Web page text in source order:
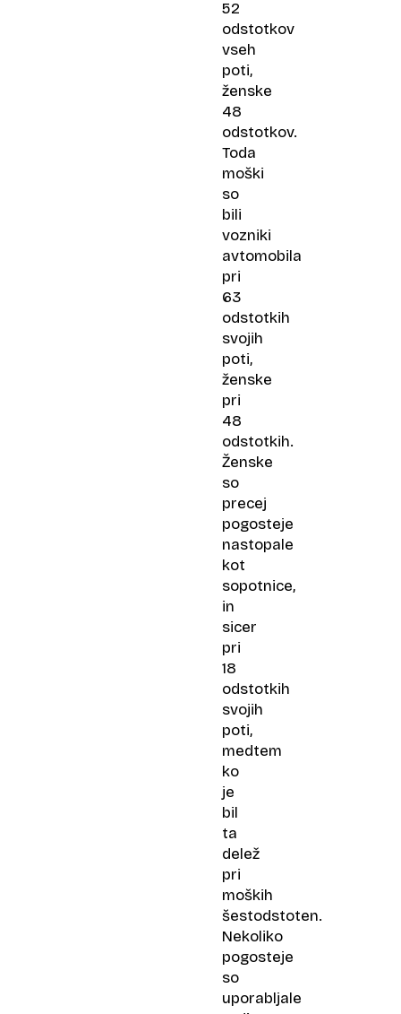
52
odstotkov
vseh
poti,
ženske
48
odstotkov.
Toda
moški
so
bili
vozniki
avtomobila
pri
63
odstotkih
svojih
poti,
ženske
pri
48
odstotkih.
Ženske
so
precej
pogosteje
nastopale
kot
sopotnice,
in
sicer
pri
18
odstotkih
svojih
poti,
medtem
ko
je
bil
ta
delež
pri
moških
šestodstoten.
Nekoliko
pogosteje
so
uporabljale